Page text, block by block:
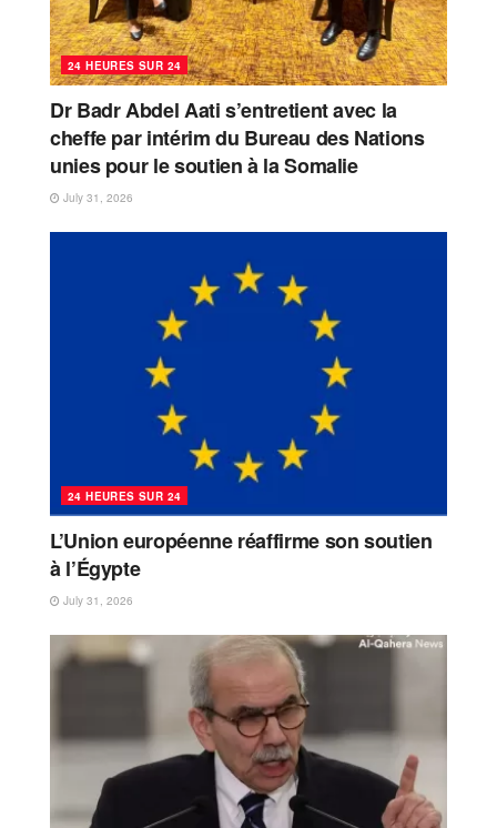
24 HEURES SUR 24
Dr Badr Abdel Aati s’entretient avec la
cheffe par intérim du Bureau des Nations
unies pour le soutien à la Somalie
July 31, 2026
24 HEURES SUR 24
L’Union européenne réaffirme son soutien
à l’Égypte
July 31, 2026